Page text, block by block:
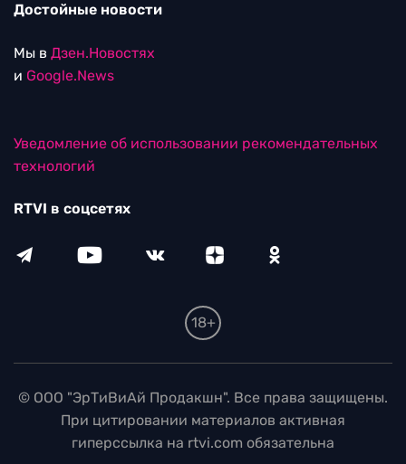
Достойные новости
Мы в Дзен.Новостях
и Google.News
Уведомление об использовании рекомендательных
технологий
RTVI в соцсетях
18+
© ООО "ЭрТиВиАй Продакшн". Все права защищены.
При цитировании материалов активная
гиперссылка на rtvi.com обязательна